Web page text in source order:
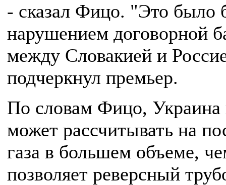
- сказал Фицо. "Это было
нарушением договорной
между Словакией и
подчеркнул премьер.
По словам Фицо, Украина
может рассчитывать на
газа в большем объеме,
позволяет реверсный